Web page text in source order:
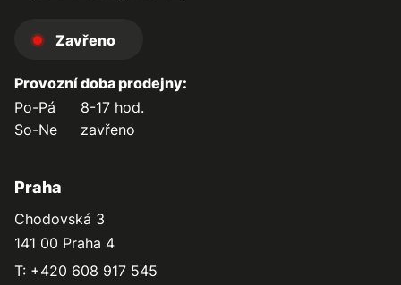
Zavřeno
Provozní doba prodejny:
Po-Pá
8-17 hod.
So-Ne
zavřeno
Praha
Chodovská 3
141 00 Praha 4
T: +420 608 917 545